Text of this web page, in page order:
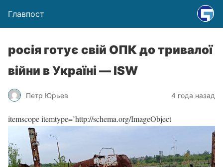
Главпост
росія готує свій ОПК до тривалої
війни в Україні — ISW
Петр Юрьев 4 года назад
itemscope itemtype=’http://schema.org/ImageObject